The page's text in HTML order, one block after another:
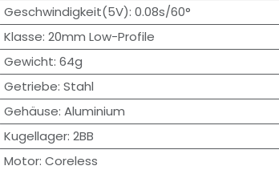
Geschwindigkeit(5V): 0.08s/60°
Klasse: 20mm Low-Profile
Gewicht: 64g
Getriebe: Stahl
Gehäuse: Aluminium
Kugellager: 2BB
Motor: Coreless